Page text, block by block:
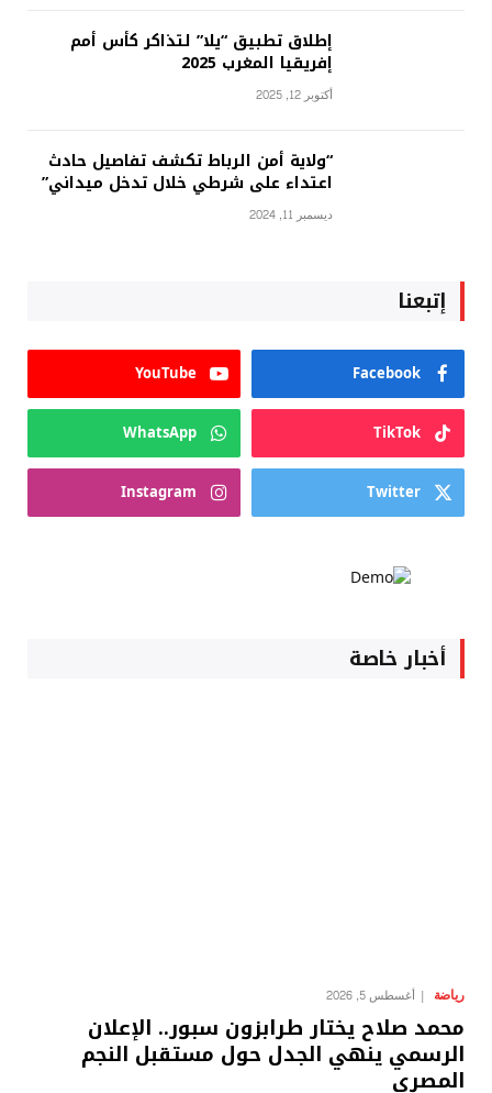
إطلاق تطبيق “يلا” لتذاكر كأس أمم
إفريقيا المغرب 2025
أكتوبر 12, 2025
“ولاية أمن الرباط تكشف تفاصيل حادث
اعتداء على شرطي خلال تدخل ميداني”
ديسمبر 11, 2024
إتبعنا
Facebook
YouTube
TikTok
WhatsApp
Twitter
Instagram
أخبار خاصة
رياضة أغسطس 5, 2026
محمد صلاح يختار طرابزون سبور.. الإعلان
الرسمي ينهي الجدل حول مستقبل النجم
المصري